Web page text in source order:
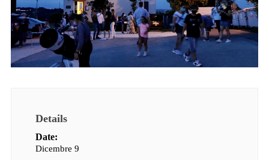
Details
Date:
Dicembre 9